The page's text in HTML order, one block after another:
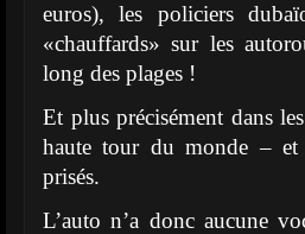
euros), les policiers
«chauffards» sur les
long des plages !
Et plus précisément dans
haute tour du monde – et
prisés.
L’auto n’a donc aucune